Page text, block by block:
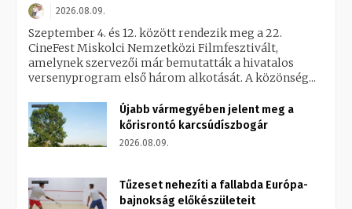
2026.08.09.
Szeptember 4. és 12. között rendezik meg a 22.
CineFest Miskolci Nemzetközi Filmfesztivált,
amelynek szervezői már bemutatták a hivatalos
versenyprogram első három alkotását. A közönség...
Újabb vármegyében jelent meg a
kőrisrontó karcsúdíszbogár
2026.08.09.
Tűzeset nehezíti a fallabda Európa-
bajnokság előkészületeit